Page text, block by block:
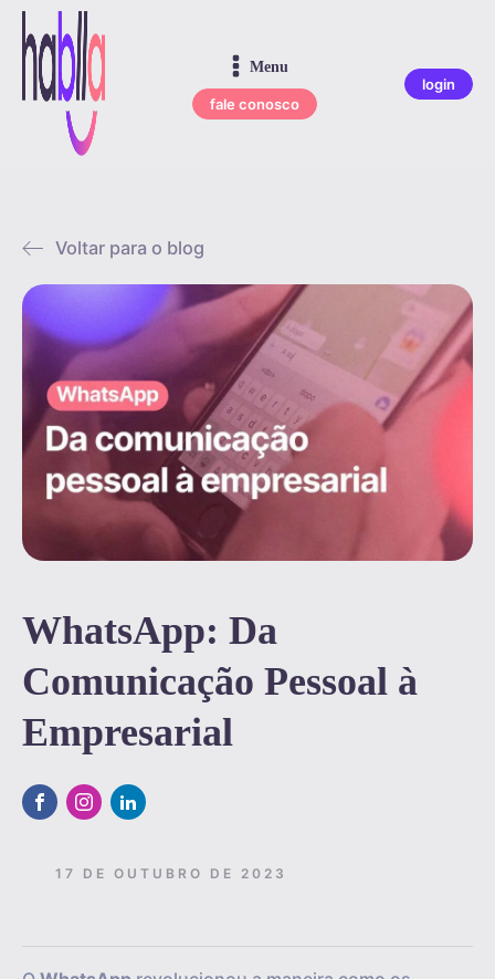
Menu
fale conosco
login
Voltar para o blog
WhatsApp: Da
Comunicação Pessoal à
Empresarial
17 DE OUTUBRO DE 2023